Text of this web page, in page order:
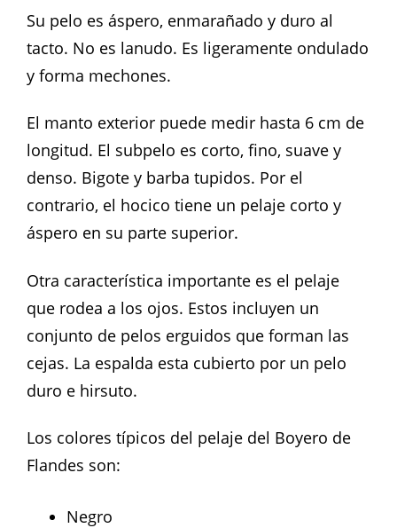
Su pelo es áspero, enmarañado y duro al
tacto. No es lanudo. Es ligeramente ondulado
y forma mechones.
El manto exterior puede medir hasta 6 cm de
longitud. El subpelo es corto, fino, suave y
denso. Bigote y barba tupidos. Por el
contrario, el hocico tiene un pelaje corto y
áspero en su parte superior.
Otra característica importante es el pelaje
que rodea a los ojos. Estos incluyen un
conjunto de pelos erguidos que forman las
cejas. La espalda esta cubierto por un pelo
duro e hirsuto.
Los colores típicos del pelaje del Boyero de
Flandes son:
Negro